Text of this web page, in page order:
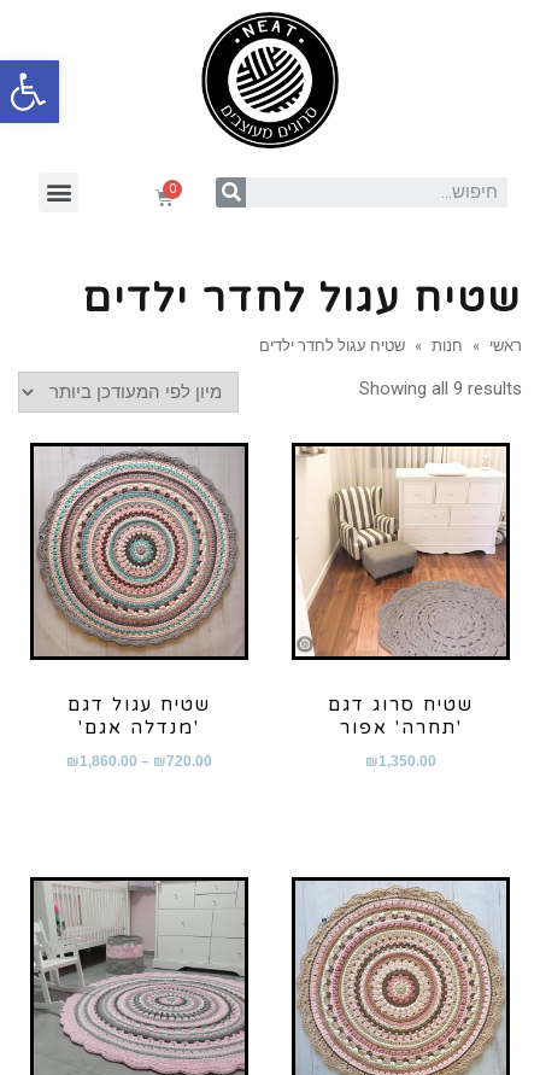
פתח
שטיח עגול לחדר ילדים
ראשי » חנות » שטיח עגול לחדר ילדים
Showing all 9 results
שטיח סרוג דגם
'תחרה' אפור
₪1,350.00
שטיח עגול דגם
'מנדלה אגם'
₪720.00
–
₪1,860.00